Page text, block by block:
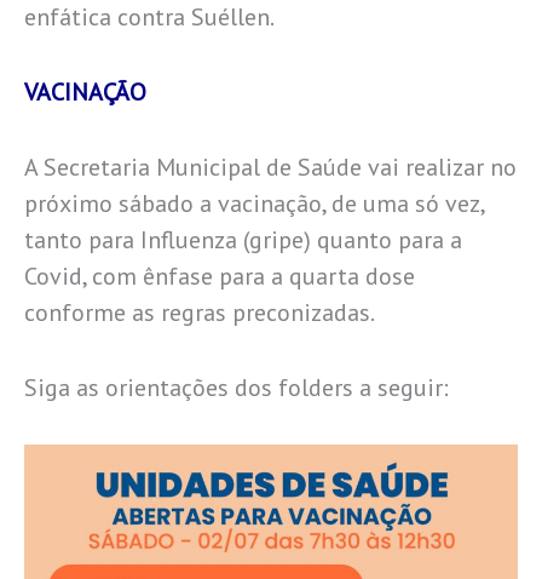
enfática contra Suéllen.
VACINAÇÃO
A Secretaria Municipal de Saúde vai realizar no
próximo sábado a vacinação, de uma só vez,
tanto para Influenza (gripe) quanto para a
Covid, com ênfase para a quarta dose
conforme as regras preconizadas.
Siga as orientações dos folders a seguir: